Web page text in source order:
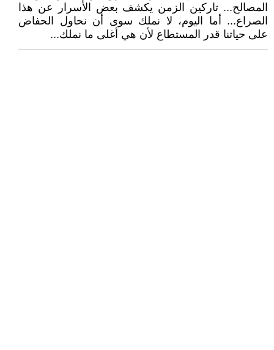
المصالح... تاركين الزمن يكشف بعض الأسرار عن هذا
الصراع... أما اليوم، لا نملك سوى أن نحاول الحفاض
على حياتنا قدر المستطاع لأن هي أغلى ما نملك...